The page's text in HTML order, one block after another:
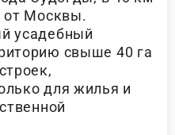
от Москвы.
усадебный
свыше 40 га
для жилья и